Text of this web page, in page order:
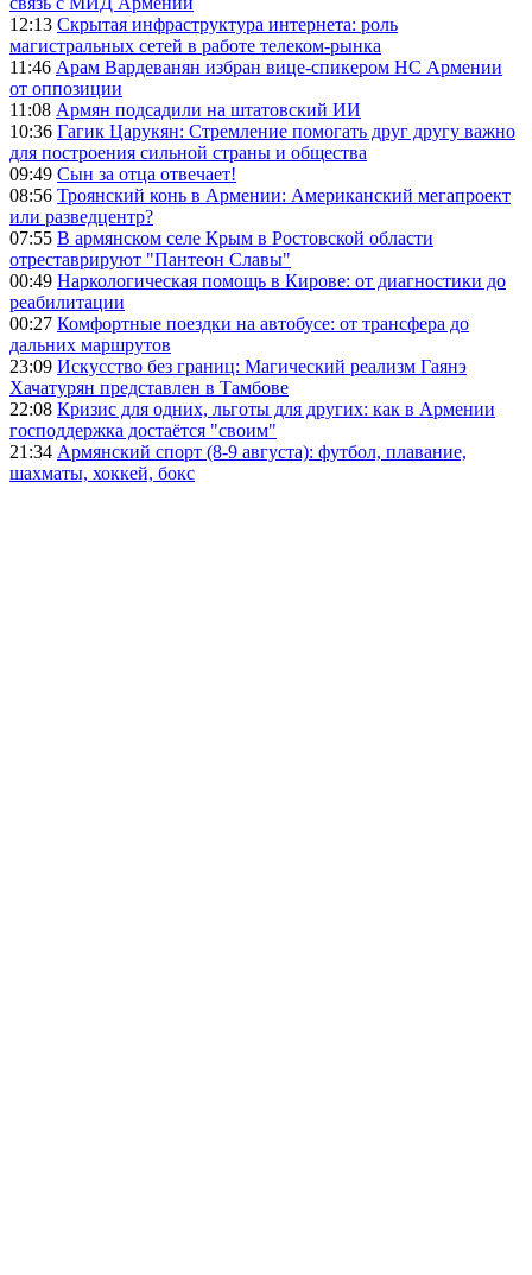
12:13 Скрытая инфраструктура интернета: роль
магистральных сетей в работе телеком-рынка
11:46 Арам Вардеванян избран вице-спикером НС Армении
от оппозиции
11:08 Армян подсадили на штатовский ИИ
10:36 Гагик Царукян: Стремление помогать друг другу важно
для построения сильной страны и общества
09:49 Сын за отца отвечает!
08:56 Троянский конь в Армении: Американский мегапроект
или разведцентр?
07:55 В армянском селе Крым в Ростовской области
отреставрируют "Пантеон Славы"
00:49 Наркологическая помощь в Кирове: от диагностики до
реабилитации
00:27 Комфортные поездки на автобусе: от трансфера до
дальних маршрутов
23:09 Искусство без границ: Магический реализм Гаянэ
Хачатурян представлен в Тамбове
22:08 Кризис для одних, льготы для других: как в Армении
господдержка достаётся "своим"
21:34 Армянский спорт (8-9 августа): футбол, плавание,
шахматы, хоккей, бокс